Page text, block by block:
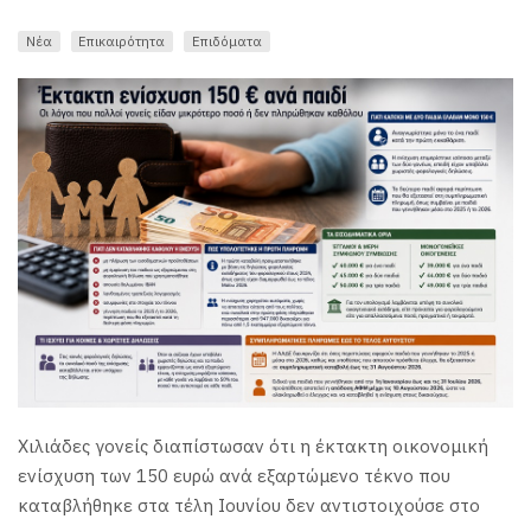
Νέα Επικαιρότητα Επιδόματα
Χιλιάδες γονείς διαπίστωσαν ότι η έκτακτη οικονομική
ενίσχυση των 150 ευρώ ανά εξαρτώμενο τέκνο που
καταβλήθηκε στα τέλη Ιουνίου δεν αντιστοιχούσε στο